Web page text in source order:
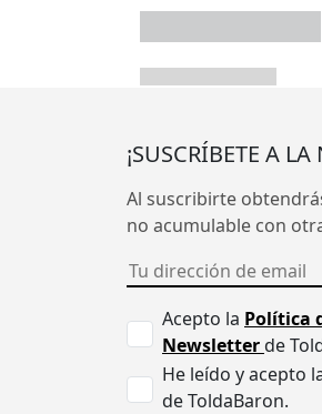
¡SUSCRÍBETE A LA
Al suscribirte
no acumulable con
Acepto la Política
Newsletterde
He leído y acepto
de ToldaBaron.